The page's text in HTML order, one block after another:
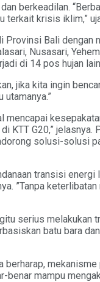
berkeadilan.
krisis iklim,”
Bali
Nusasari,
di 14 pos hujan
jika kita ingin
G20,”
solusi-
transisi
”Tanpa
serius
batu bara
mampu